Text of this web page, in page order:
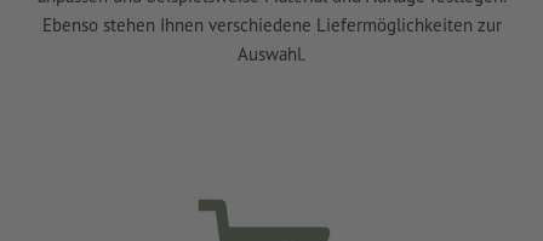
Ebenso stehen Ihnen verschiedene Liefermöglichkeiten zur
Auswahl.